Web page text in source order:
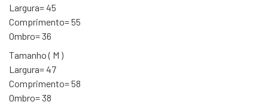
Largura= 45
Comprimento= 55
Ombro= 36
Tamanho ( M )
Largura= 47
Comprimento= 58
Ombro= 38